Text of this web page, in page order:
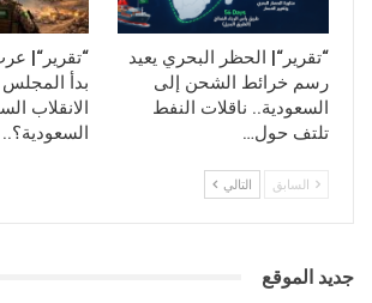
الماضية من عمر الحرب تجربتهم القتالية
الذاتية لديهم، وأكسبتهم القدرة على
الإتجاه الذي يخدمهم.
البوابة الإخبارية اليمنية
“تقرير“| الحظر البحري يعيد
رسم خرائط الشحن إلى
السعودية.. ناقلات النفط
تلتف حول…
“تقرير“|
بدأ المجلس
الانقلاب
السابق التالي
جديد الموقع